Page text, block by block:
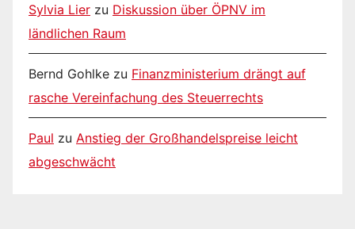
Sylvia Lier zu Diskussion über ÖPNV im
ländlichen Raum
Bernd Gohlke zu Finanzministerium drängt auf
rasche Vereinfachung des Steuerrechts
Paul zu Anstieg der Großhandelspreise leicht
abgeschwächt